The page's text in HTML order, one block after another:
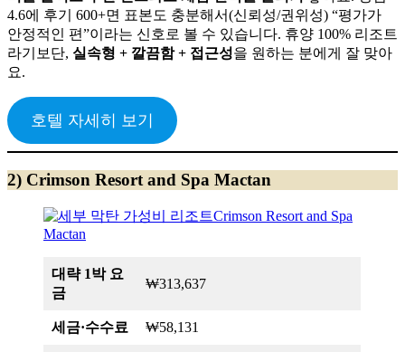
4.6에 후기 600+면 표본도 충분해서(신뢰성/권위성) “평가가
안정적인 편”이라는 신호로 볼 수 있습니다. 휴양 100% 리조트
라기보단, 실속형 + 깔끔함 + 접근성을 원하는 분에게 잘 맞아
요.
호텔 자세히 보기
2) Crimson Resort and Spa Mactan
대략 1박 요
금
₩313,637
세금·수수료 ₩58,131